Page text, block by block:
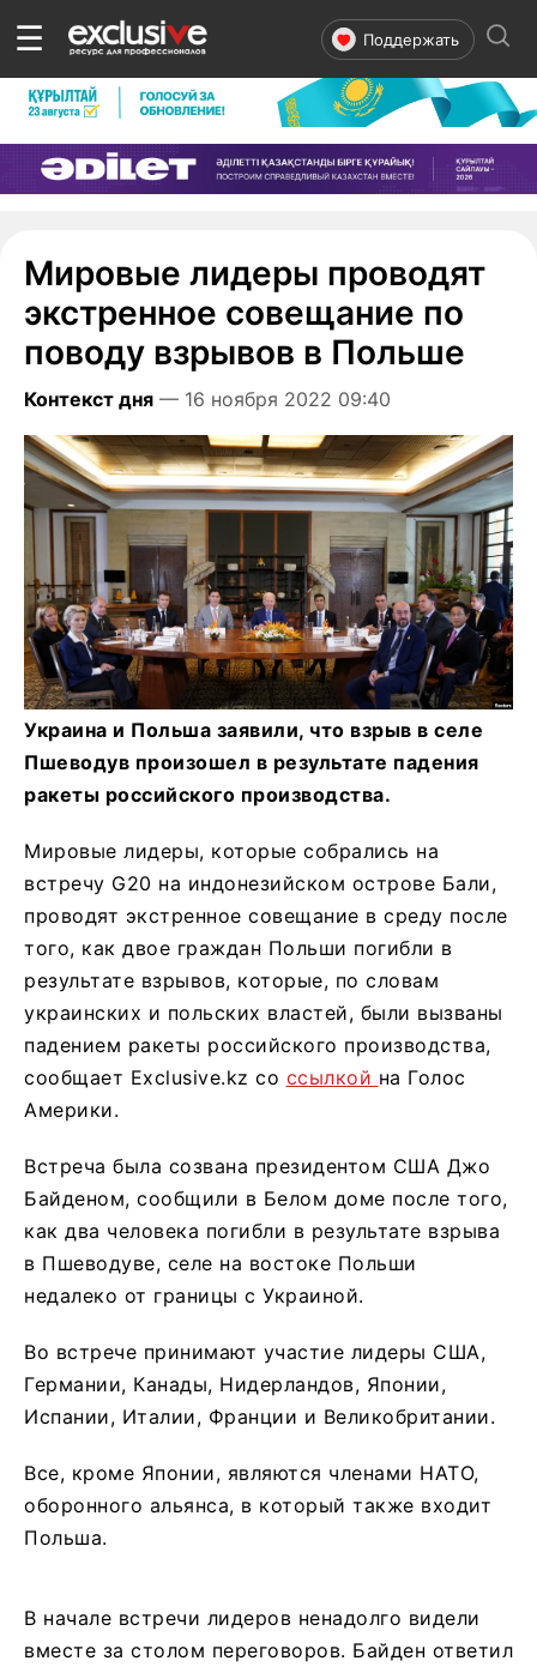
☰ Поддержать
Мировые лидеры проводят
экстренное совещание по
поводу взрывов в Польше
Контекст дня — 16 ноября 2022 09:40
Украина и Польша заявили, что взрыв в селе
Пшеводув произошел в результате падения
ракеты российского производства.
Мировые лидеры, которые собрались на
встречу G20 на индонезийском острове Бали,
проводят экстренное совещание в среду после
того, как двое граждан Польши погибли в
результате взрывов, которые, по словам
украинских и польских властей, были вызваны
падением ракеты российского производства,
сообщает Exclusive.kz со ссылкой на Голос
Америки.
Встреча была созвана президентом США Джо
Байденом, сообщили в Белом доме после того,
как два человека погибли в результате взрыва
в Пшеводуве, селе на востоке Польши
недалеко от границы с Украиной.
Во встрече принимают участие лидеры США,
Германии, Канады, Нидерландов, Японии,
Испании, Италии, Франции и Великобритании.
Все, кроме Японии, являются членами НАТО,
оборонного альянса, в который также входит
Польша.
В начале встречи лидеров ненадолго видели
вместе за столом переговоров. Байден ответил